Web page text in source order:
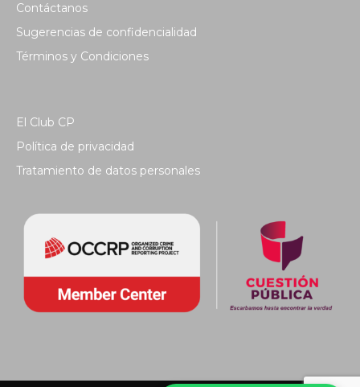
Contáctanos
Sugerencias de confidencialidad
Términos y Condiciones
El Club CP
Política de privacidad
Tratamiento de datos personales